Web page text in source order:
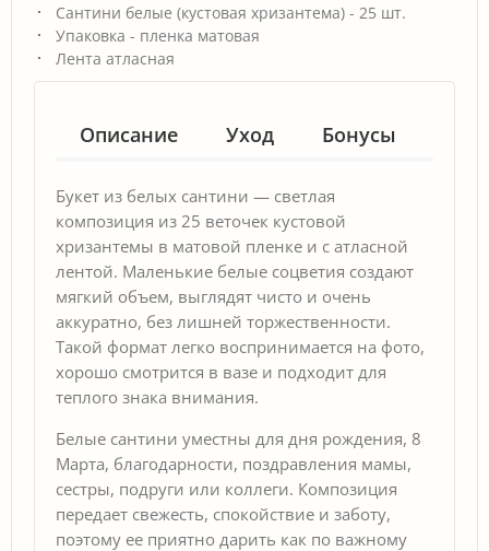
Сантини белые (кустовая хризантема) - 25 шт.
Упаковка - пленка матовая
Лента атласная
Описание Уход Бонусы
Букет из белых сантини — светлая
композиция из 25 веточек кустовой
хризантемы в матовой пленке и с атласной
лентой. Маленькие белые соцветия создают
мягкий объем, выглядят чисто и очень
аккуратно, без лишней торжественности.
Такой формат легко воспринимается на фото,
хорошо смотрится в вазе и подходит для
теплого знака внимания.
Белые сантини уместны для дня рождения, 8
Марта, благодарности, поздравления мамы,
сестры, подруги или коллеги. Композиция
передает свежесть, спокойствие и заботу,
поэтому ее приятно дарить как по важному